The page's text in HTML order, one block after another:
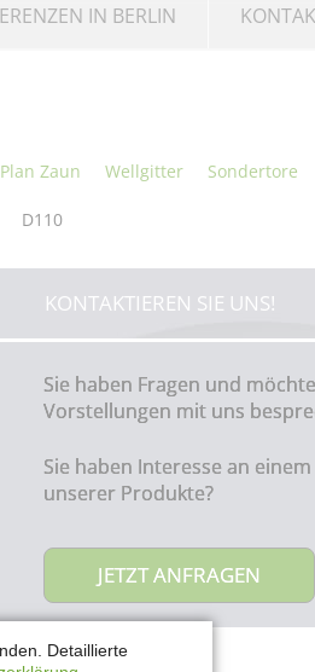
IN BERLIN
Plan Zaun Wellgitter Sondertore
D110
KONTAKTIEREN SIE UNS!
Sie haben Fragen und
Vorstellungen mit uns
Sie haben Interesse an einem
unserer Produkte?
JETZT ANFRAGEN
Detaillierte